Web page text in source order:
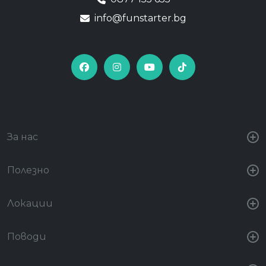
info@funstarter.bg
За нас
Полезно
Локации
Поводи